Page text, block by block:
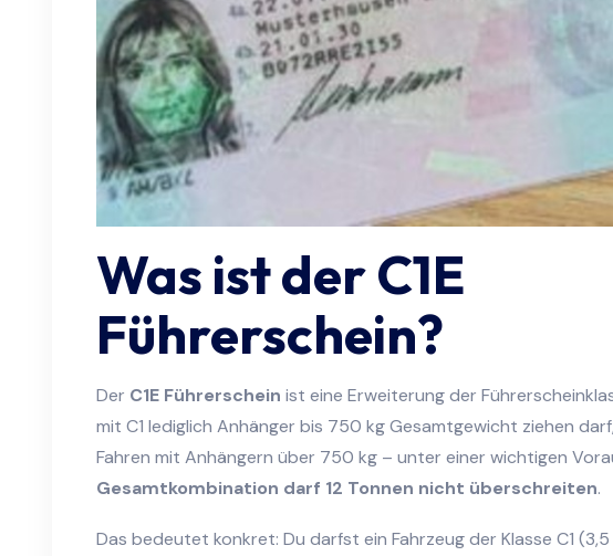
Was ist der C1E
Führerschein?
Der C1E Führerschein ist eine Erweiterung der
mit C1 lediglich Anhänger bis 750 kg Gesamtgewicht ziehen
Fahren mit Anhängern über 750 kg – unter einer wichtigen
Gesamtkombination darf 12 Tonnen nicht überschreiten.
Das bedeutet konkret: Du darfst ein Fahrzeug der Klasse C1